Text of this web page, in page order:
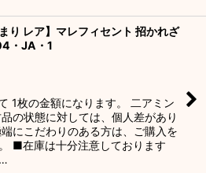
り レア】マレフィセント 招かれざ
・JA・1
1枚の金額になります。 二アミン
品の状態に対しては、個人差があり
にこだわりのある方は、ご購入を
■在庫は十分注意しております